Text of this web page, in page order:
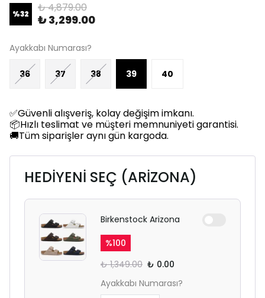
%32 ₺ 4,879.00
₺ 3,299.00
Ayakkabı Numarası?
36 37 38 39 40
✅Güvenli alışveriş, kolay değişim imkanı.
📦Hızlı teslimat ve müşteri memnuniyeti garantisi.
🚚Tüm siparişler aynı gün kargoda.
HEDİYENİ SEÇ (ARİZONA)
Birkenstock Arizona
%100
₺ 1,349.00 ₺ 0.00
Ayakkabı Numarası?